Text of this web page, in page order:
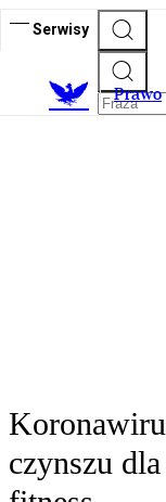
Serwisy
Prawo
czynszu